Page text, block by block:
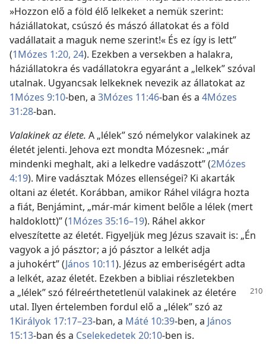
»Hozzon elő a föld élő lelkeket a nemük szerint:
háziállatokat, csúszó és mászó állatokat és a föld
vadállatait a maguk neme szerint!« És ez így is lett”
(1Mózes 1:20, 24). Ezekben a versekben a halakra,
háziállatokra és vadállatokra egyaránt a „lelkek” szóval
utalnak. Ugyancsak lelkeknek nevezik az állatokat az
1Mózes 9:10-ben, a 3Mózes 11:46-ban és a 4Mózes
31:28-ban.
Valakinek az élete. A „lélek” szó némelykor valakinek az
életét jelenti. Jehova ezt mondta Mózesnek: „már
mindenki meghalt, aki a lelkedre vadászott” (2Mózes
4:19). Mire vadásztak Mózes ellenségei? Ki akarták
oltani az életét. Korábban, amikor Ráhel világra hozta
a fiát, Benjámint, „már-már kiment belőle a lélek (mert
haldoklott)” (1Mózes 35:16–19). Ráhel akkor
elveszítette az életét. Figyeljük meg Jézus szavait is: „Én
vagyok a jó pásztor; a jó pásztor a lelkét adja
a juhokért” (János 10:11). Jézus az emberiségért adta
a lelkét, azaz életét. Ezekben a bibliai részletekben
a „lélek” szó félreérthetetlenül valakinek az életére
utal. Ilyen értelemben fordul elő a „lélek” szó az
1Királyok 17:17–23-ban, a Máté 10:39-ben, a János
15:13-ban és a Cselekedetek 20:10-ben is.